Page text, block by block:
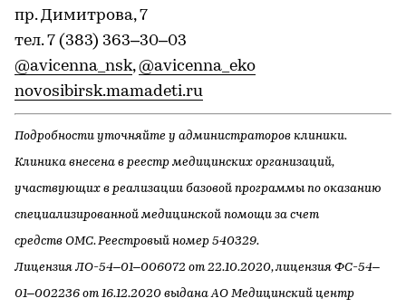
пр. Димитрова, 7
тел. 7 (383) 363–30–03
@avicenna_nsk,@avicenna_eko
novosibirsk.mamadeti.ru
Подробности уточняйте у администраторов клиники.
Клиника внесена в реестр медицинских организаций,
участвующих в реализации базовой программы по оказанию
специализированной медицинской помощи за счет
средств ОМС. Реестровый номер 540329.
Лицензия ЛО-54–01–006072 от 22.10.2020, лицензия ФС-54–
01–002236 от 16.12.2020 выдана АО Медицинский центр